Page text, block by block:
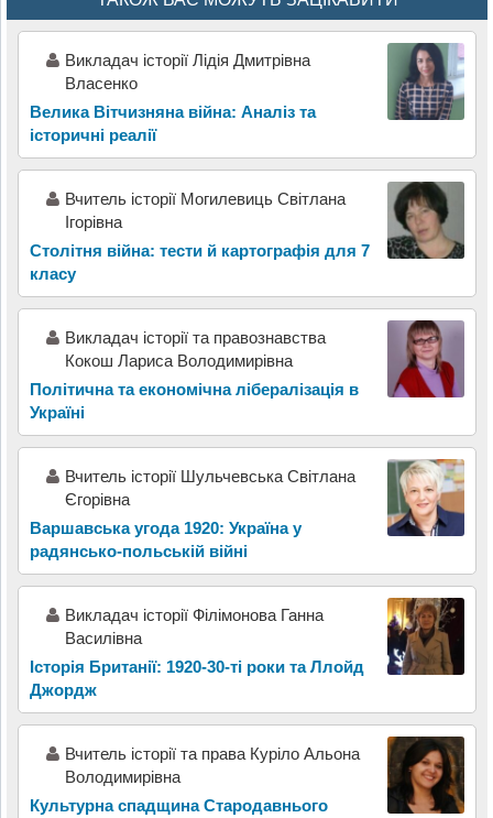
Викладач історії Лідія Дмитрівна
Власенко
Велика Вітчизняна війна: Аналіз та
історичні реалії
Вчитель історії Могилевиць Світлана
Ігорівна
Столітня війна: тести й картографія для 7
класу
Викладач історії та правознавства
Кокош Лариса Володимирівна
Політична та економічна лібералізація в
Україні
Вчитель історії Шульчевська Світлана
Єгорівна
Варшавська угода 1920: Україна у
радянсько-польській війні
Викладач історії Філімонова Ганна
Василівна
Історія Британії: 1920-30-ті роки та Ллойд
Джордж
Вчитель історії та права Куріло Альона
Володимирівна
Культурна спадщина Стародавнього